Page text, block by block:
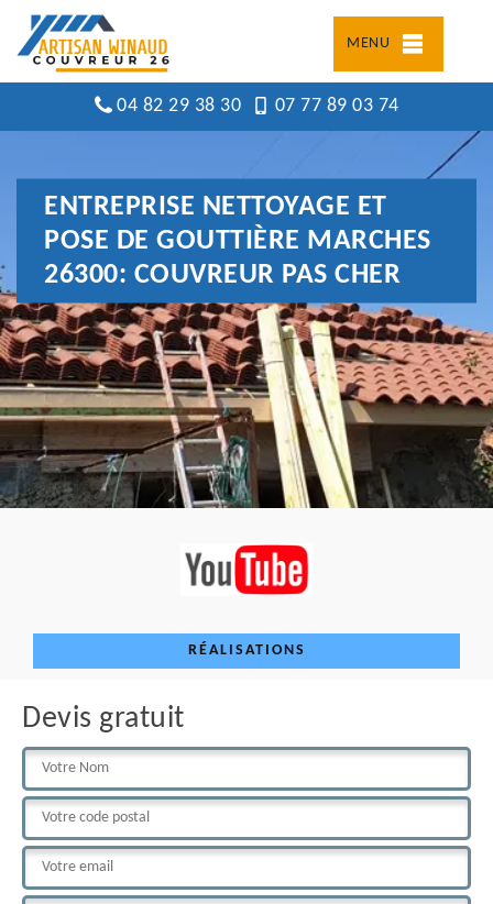
MENU
04 82 29 38 30 07 77 89 03 74
ENTREPRISE NETTOYAGE ET
POSE DE GOUTTIÈRE MARCHES
26300: COUVREUR PAS CHER
RÉALISATIONS
Devis gratuit